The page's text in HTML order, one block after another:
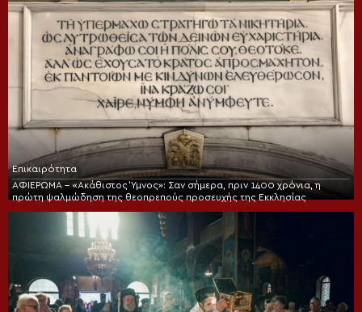
Επικαιρότητα
ΑΦΙΕΡΩΜΑ – «Ακάθιστος Ύμνος»: Σαν σήμερα, πριν 1400 χρόνια, η
πρώτη ψαλμώδηση της θεοπρεπούς προσευχής της Εκκλησίας